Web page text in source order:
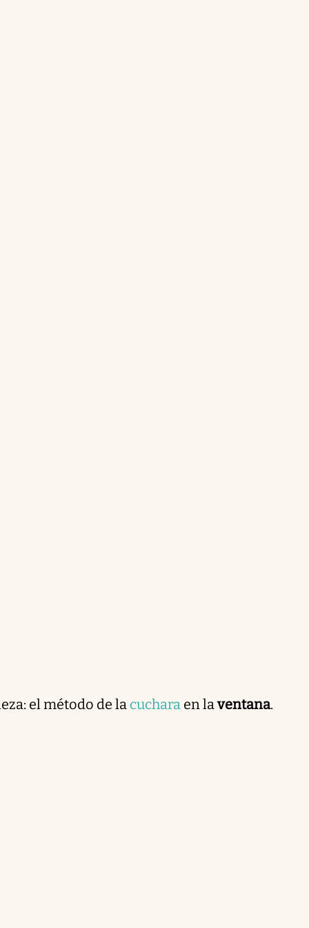
el método de la cuchara en laventana.